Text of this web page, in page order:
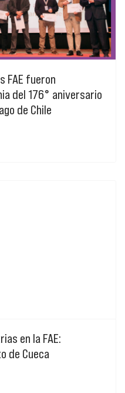
FAE fueron
del 176° aniversario
de Chile
en la FAE:
de Cueca